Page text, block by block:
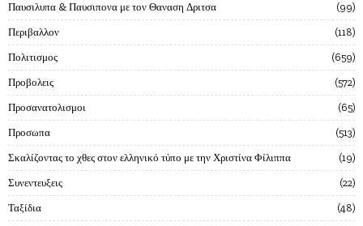
Παυσιλυπα & Παυσιπονα με τον Θαναση Δριτσα 99
Περιβαλλον 118
Πολιτισμος 659
Προβολεις 572
Προσανατολισμοι 65
Προσωπα 513
Σκαλίζοντας το χθες στον ελληνικό τύπο με την Χριστίνα Φίλιππα 19
Συνεντευξεις 22
Ταξίδια 48